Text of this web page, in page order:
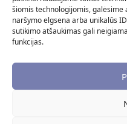
šiomis technologijomis,
naršymo elgsena arba unikalūs
sutikimo atšaukimas gali
funkcijas.
Naudingos nuorodos
© 2025 Biudžetinė